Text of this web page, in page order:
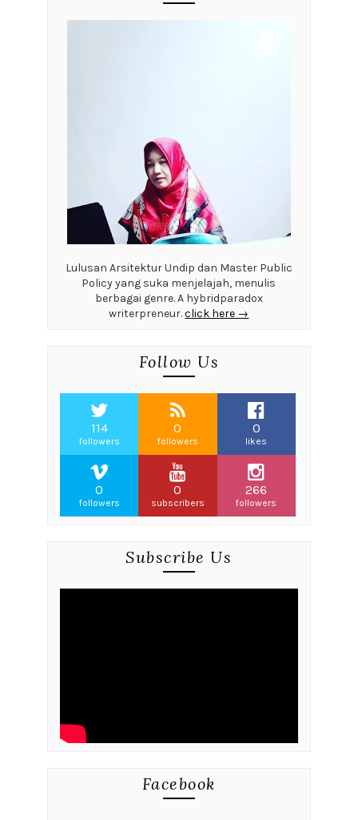
Lulusan Arsitektur Undip dan Master Public
Policy yang suka menjelajah, menulis
berbagai genre. A hybridparadox
writerpreneur.click here →
Follow Us
114
followers
0
followers
0
likes
0
followers
0
subscribers
266
followers
Subscribe Us
Facebook